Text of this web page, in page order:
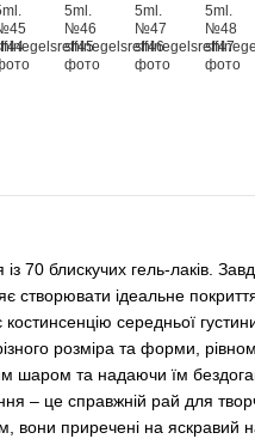
70 блискучих гель-лаків.
створювати ідеальне
середньої
розміра та форми,
шаром та надаючи їм
– це справжній рай для
вони приречені на яскравий